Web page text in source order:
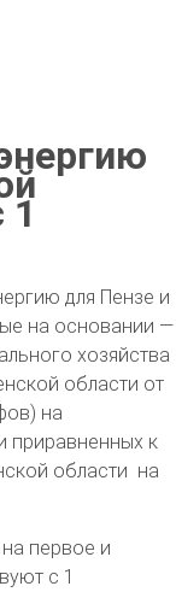
1
для Пензе и
на основании —
хозяйства
области от
на
приравненных к
области на
первое и
с 1